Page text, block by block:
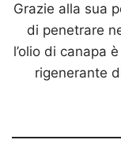
Grazie alla sua
di penetrare
l’olio di canapa
rigenerante